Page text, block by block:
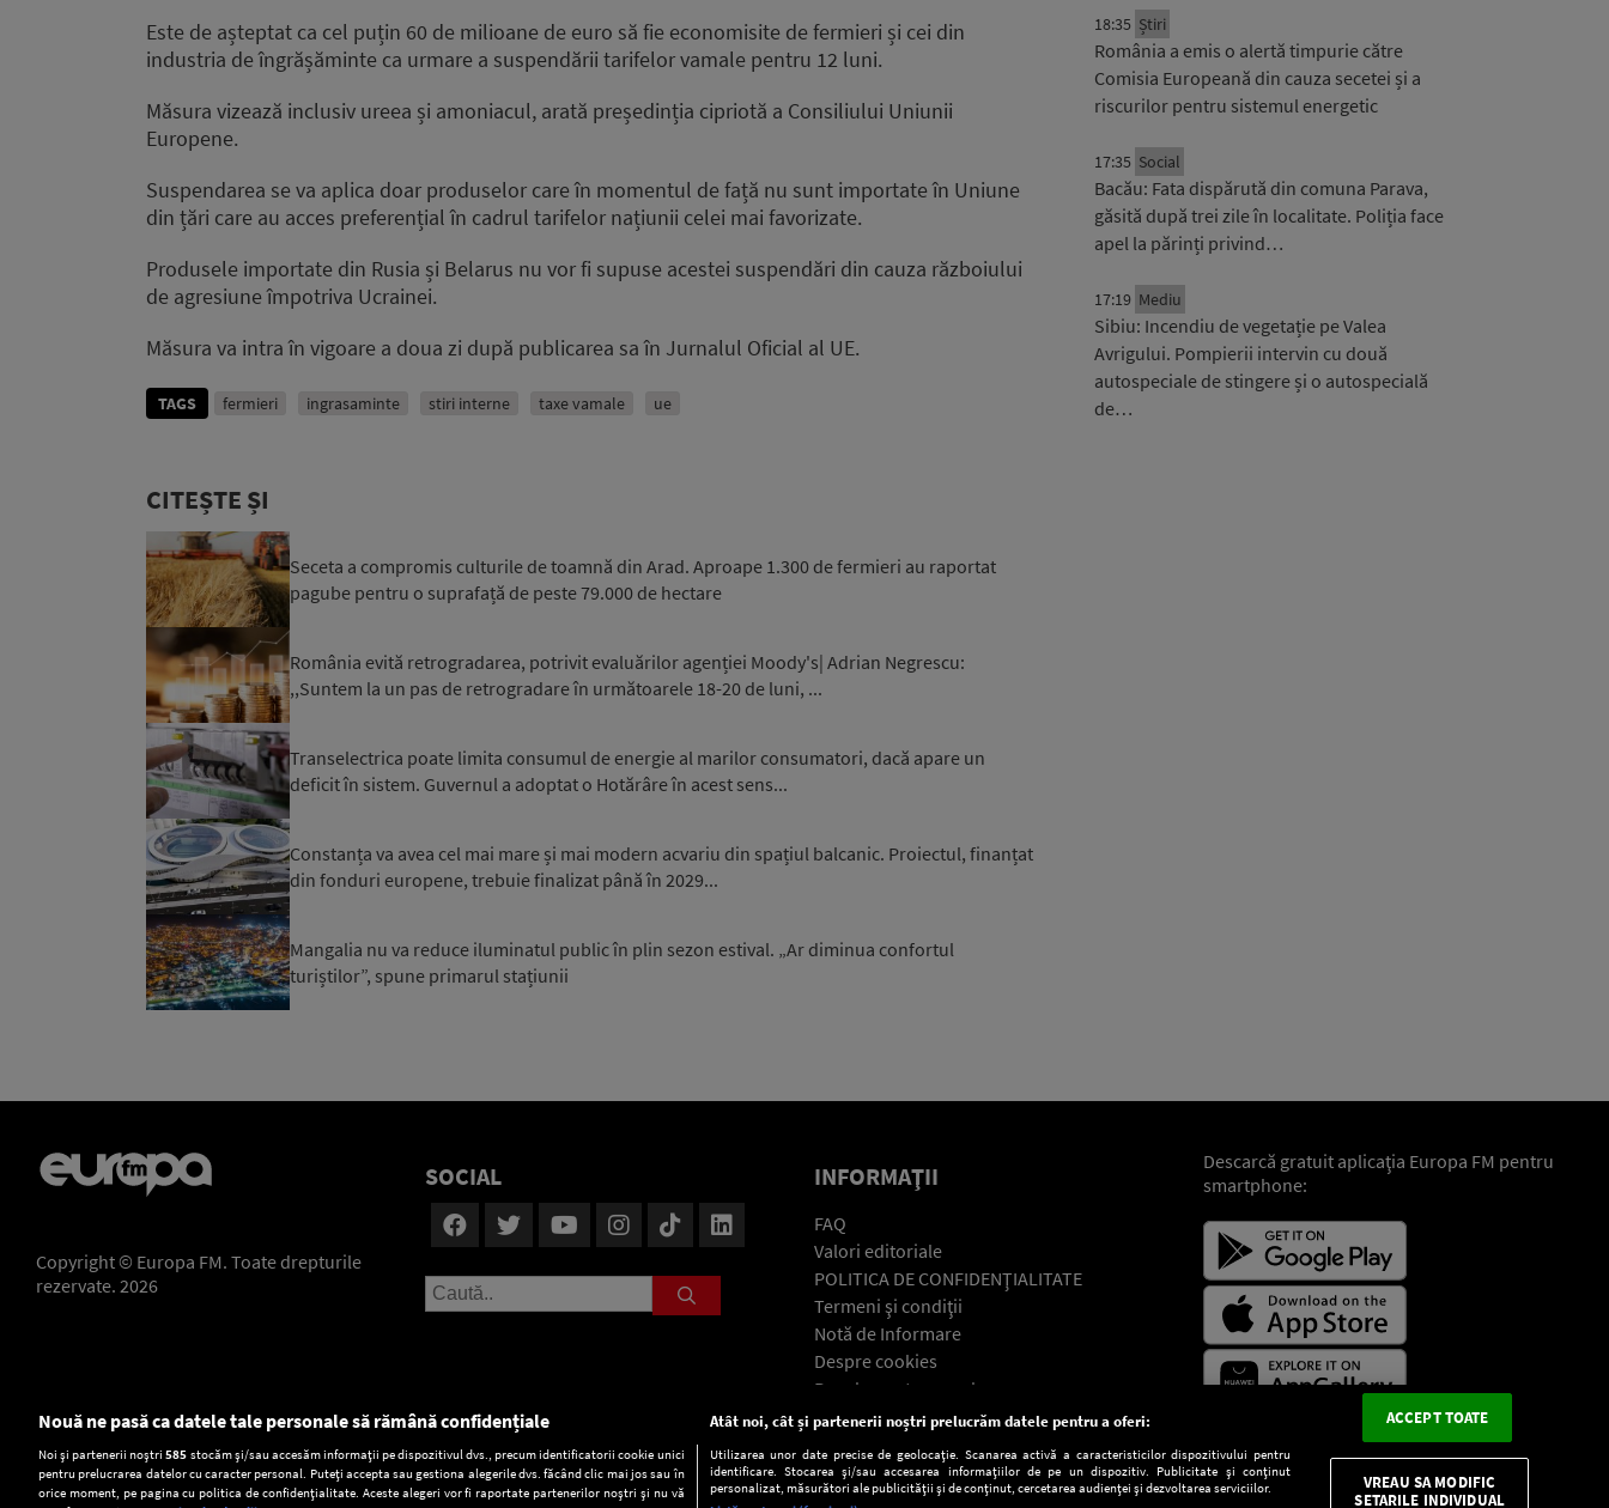
Este de așteptat ca cel puțin 60 de milioane de euro să fie economisite de fermieri și cei din
industria de îngrășăminte ca urmare a suspendării tarifelor vamale pentru 12 luni.
Măsura vizează inclusiv ureea și amoniacul, arată președinția cipriotă a Consiliului Uniunii
Europene.
Suspendarea se va aplica doar produselor care în momentul de față nu sunt importate în Uniune
din țări care au acces preferențial în cadrul tarifelor națiunii celei mai favorizate.
Produsele importate din Rusia și Belarus nu vor fi supuse acestei suspendări din cauza războiului
de agresiune împotriva Ucrainei.
Măsura va intra în vigoare a doua zi după publicarea sa în Jurnalul Oficial al UE.
TAGS fermieri ingrasaminte stiri interne taxe vamale ue
CITEȘTE ȘI
Seceta a compromis culturile de toamnă din Arad. Aproape 1.300 de fermieri au raportat
pagube pentru o suprafață de peste 79.000 de hectare
România evită retrogradarea, potrivit evaluărilor agenției Moody's| Adrian Negrescu:
,,Suntem la un pas de retrogradare în următoarele 18-20 de luni, ...
Transelectrica poate limita consumul de energie al marilor consumatori, dacă apare un
deficit în sistem. Guvernul a adoptat o Hotărâre în acest sens...
Constanța va avea cel mai mare și mai modern acvariu din spațiul balcanic. Proiectul, finanțat
din fonduri europene, trebuie finalizat până în 2029...
Mangalia nu va reduce iluminatul public în plin sezon estival. „Ar diminua confortul
turiștilor”, spune primarul stațiunii
18:35 Știri
România a emis o alertă timpurie către
Comisia Europeană din cauza secetei și a
riscurilor pentru sistemul energetic
17:35 Social
Bacău: Fata dispărută din comuna Parava,
găsită după trei zile în localitate. Poliția face
apel la părinți privind…
17:19 Mediu
Sibiu: Incendiu de vegetație pe Valea
Avrigului. Pompierii intervin cu două
autospeciale de stingere și o autospecială
de…
Copyright © Europa FM. Toate drepturile
rezervate. 2026
SOCIAL INFORMAŢII
FAQ
Valori editoriale
POLITICA DE CONFIDENŢIALITATE
Termeni şi condiţii
Notă de Informare
Despre cookies
Regulament general
GDPR
Descarcă gratuit aplicaţia Europa FM pentru
smartphone:
Setări:
Dark Mode
Nouă ne pasă ca datele tale personale să rămână confidențiale
Noi și partenerii noștri585 stocăm și/sau accesăm informații pe dispozitivul dvs., precum identificatorii cookie unici
pentru prelucrarea datelor cu caracter personal. Puteți accepta sau gestiona alegerile dvs. făcând clic mai jos sau în
orice moment, pe pagina cu politica de confidențialitate. Aceste alegeri vor fi raportate partenerilor noștri și nu vă
Atât noi, cât și partenerii noștri prelucrăm datele pentru a oferi:
Utilizarea unor date precise de geolocație. Scanarea activă a caracteristicilor dispozitivului pentru
identificare. Stocarea și/sau accesarea informațiilor de pe un dispozitiv. Publicitate și conținut
personalizat, măsurători ale publicității și de conținut, cercetarea audienței și dezvoltarea serviciilor.
ACCEPT TOATE
VREAU SA MODIFIC
SETARILE INDIVIDUAL